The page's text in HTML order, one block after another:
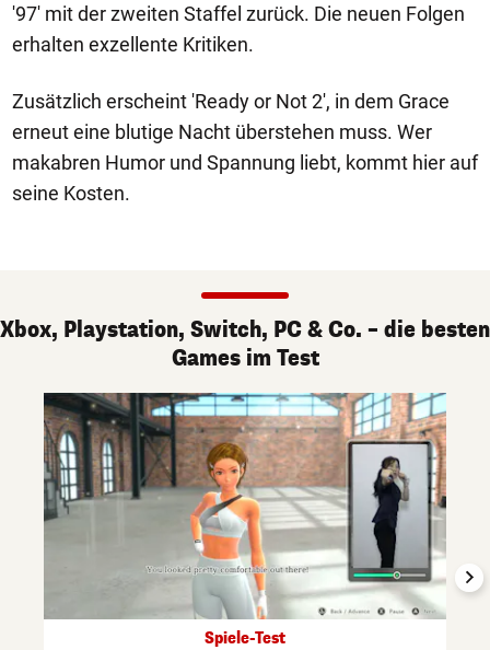
'97' mit der zweiten Staffel zurück. Die neuen Folgen
erhalten exzellente Kritiken.
Zusätzlich erscheint 'Ready or Not 2', in dem Grace
erneut eine blutige Nacht überstehen muss. Wer
makabren Humor und Spannung liebt, kommt hier auf
seine Kosten.
Xbox, Playstation, Switch, PC & Co. – die besten
Games im Test
Spiele-Test